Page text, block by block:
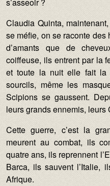
s’asseoir ?
Claudia Quinta,
se méfie, on se raconte des
d’amants que de
coiffeuse, ils entrent par la
et toute la nuit elle fait la
sourcils, même les
Scipions se gaussent.
leurs grands ennemis, leurs
Cette guerre, c’est la
meurent au combat, ils
quatre ans, ils reprennent
Barca, ils sauvent l’Italie,
Afrique.